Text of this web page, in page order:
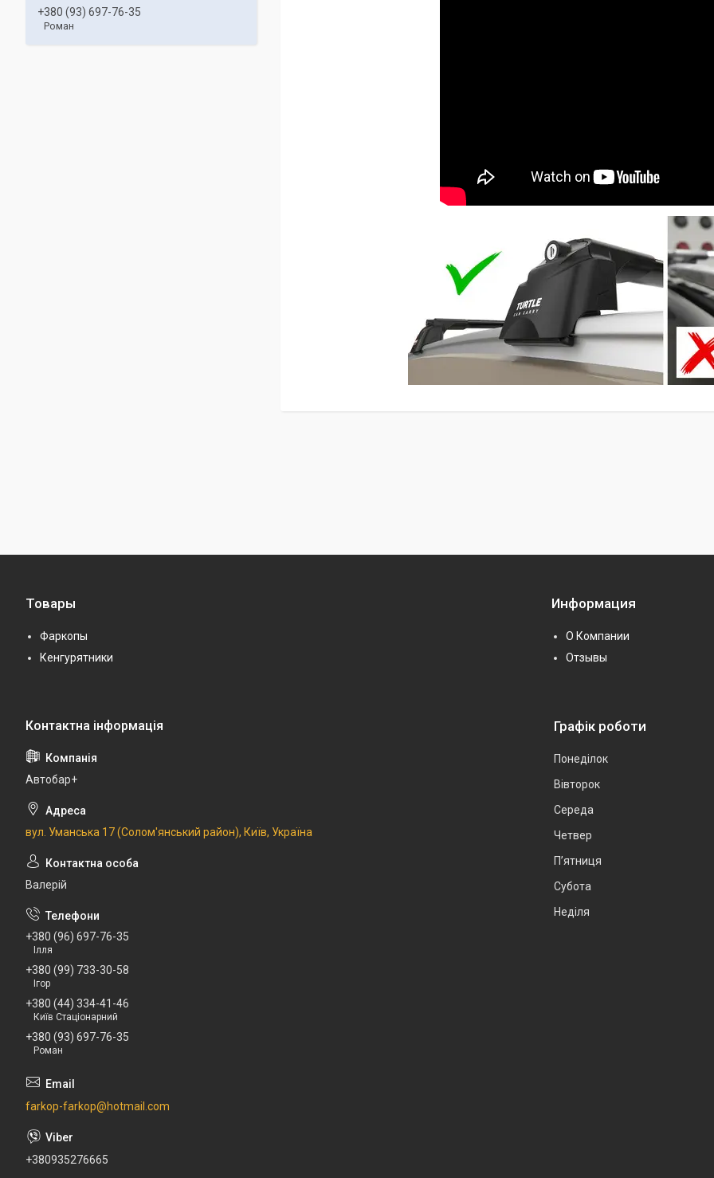
+380 (93) 697-76-35
Роман
Товары
Фаркопы
Кенгурятники
Информация
О Компании
Отзывы
Автобар+
вул. Уманська 17 (Солом'янський район), Київ, Україна
Валерій
+380 (96) 697-76-35
Ілля
+380 (99) 733-30-58
Ігор
+380 (44) 334-41-46
Київ Стаціонарний
+380 (93) 697-76-35
Роман
farkop-farkop@hotmail.com
+380935276665
Графік роботи
Понеділок
Вівторок
Середа
Четвер
Пʼятниця
Субота
Неділя